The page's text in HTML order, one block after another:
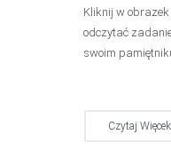
Kliknij w
odczytać
swoim
Czytaj Więcek